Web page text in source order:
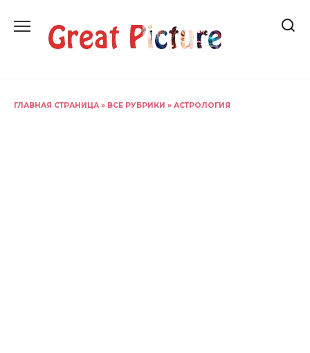
содержанию
ГЛАВНАЯ СТРАНИЦА » ВСЕ РУБРИКИ » АСТРОЛОГИЯ